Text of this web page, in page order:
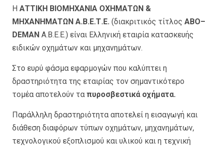
Η ΑΤΤΙΚΗ ΒΙΟΜΗΧΑΝΙΑ ΟΧΗΜΑΤΩΝ &
ΜΗΧΑΝΗΜΑΤΩΝ Α.Β.Ε.Τ.Ε. (διακριτικός τίτλος ABO–
DEMAN A.Β.Ε.Ε.) είναι Ελληνική εταιρία κατασκευής
ειδικών οχημάτων και μηχανημάτων.
Στο ευρύ φάσμα εφαρμογών που καλύπτει η
δραστηριότητα της εταιρίας τον σημαντικότερο
τομέα αποτελούν τα πυροσβεστικά οχήματα.
Παράλληλη δραστηριότητα αποτελεί η εισαγωγή και
διάθεση διαφόρων τύπων οχημάτων, μηχανημάτων,
τεχνολογικού εξοπλισμού και υλικού και η τεχνική